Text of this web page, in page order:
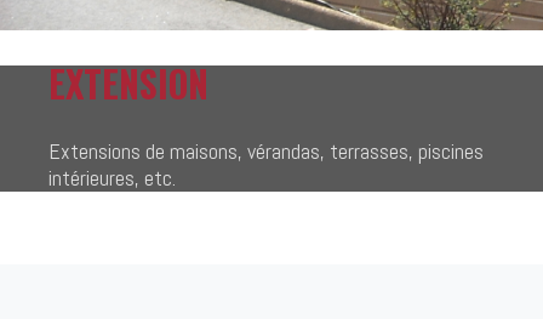
EXTENSION
Extensions de maisons, vérandas, terrasses, piscines
intérieures, etc.